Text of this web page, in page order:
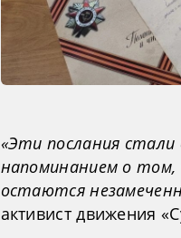
«Эти послания стали
напоминанием о
остаются
активист движения